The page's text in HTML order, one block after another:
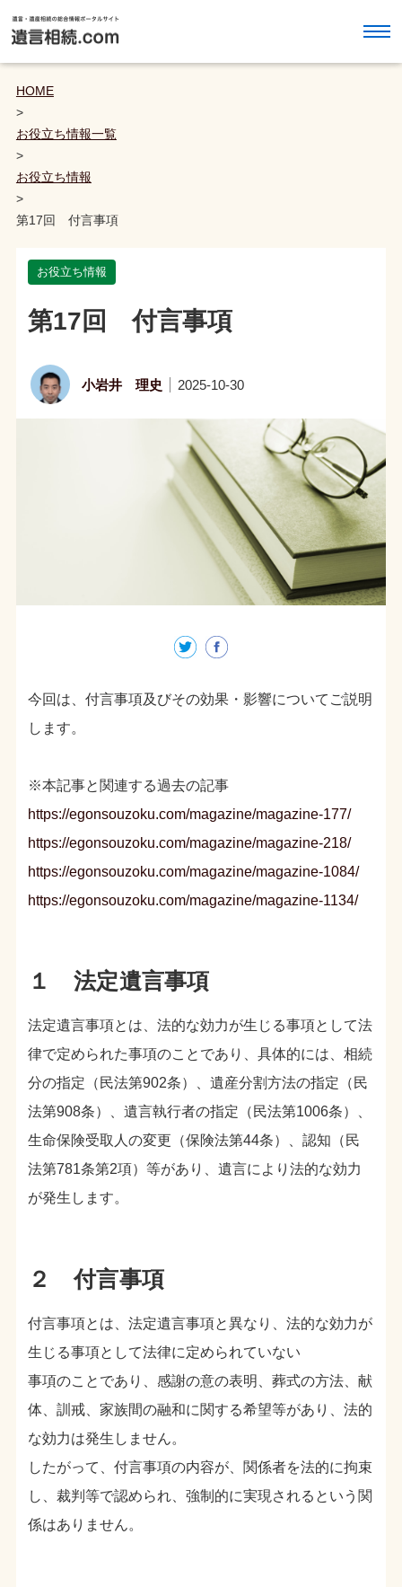
HOME
>
お役立ち情報一覧
>
お役立ち情報
>
第17回 付言事項
お役立ち情報
第17回 付言事項
小岩井 理史 2025-10-30
今回は、付言事項及びその効果・影響についてご説明
します。
※本記事と関連する過去の記事
https://egonsouzoku.com/magazine/magazine-177/
https://egonsouzoku.com/magazine/magazine-218/
https://egonsouzoku.com/magazine/magazine-1084/
https://egonsouzoku.com/magazine/magazine-1134/
１ 法定遺言事項
法定遺言事項とは、法的な効力が生じる事項として法
律で定められた事項のことであり、具体的には、相続
分の指定（民法第902条）、遺産分割方法の指定（民
法第908条）、遺言執行者の指定（民法第1006条）、
生命保険受取人の変更（保険法第44条）、認知（民
法第781条第2項）等があり、遺言により法的な効力
が発生します。
２ 付言事項
付言事項とは、法定遺言事項と異なり、法的な効力が
生じる事項として法律に定められていない
事項のことであり、感謝の意の表明、葬式の方法、献
体、訓戒、家族間の融和に関する希望等があり、法的
な効力は発生しません。
したがって、付言事項の内容が、関係者を法的に拘束
し、裁判等で認められ、強制的に実現されるという関
係はありません。